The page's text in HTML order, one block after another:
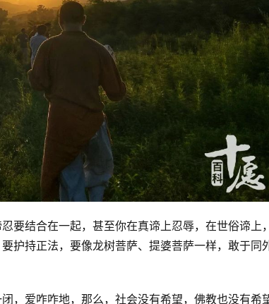
要结合在一起，甚至你在真谛上忍辱，在世俗谛上
护持正法，要像龙树菩萨、提婆菩萨一样，敢于同
，爱咋咋地，那么，社会没有希望，佛教也没有希